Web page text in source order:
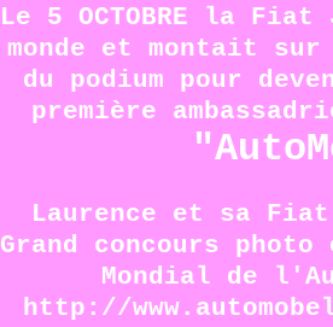
Le 5 OCTOBRE la
monde et montait
du podium pour
première
Laurence et sa
Grand concours
Mondial de
http://